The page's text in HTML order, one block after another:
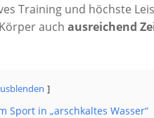
Training und höchste
auch ausreichend
Sport in „arschkaltes Wasser“